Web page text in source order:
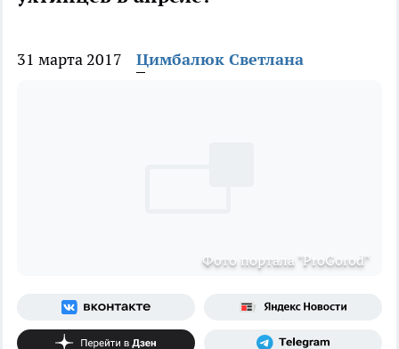
31 марта 2017 Цимбалюк Светлана
Фото портала "ProGorod"